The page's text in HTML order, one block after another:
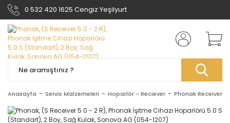
0 532 420 1625 Cengiz Yeşilyurt
Anasayfa Servis Malzemeleri Hoparlör - Reciever Phonak Receiver